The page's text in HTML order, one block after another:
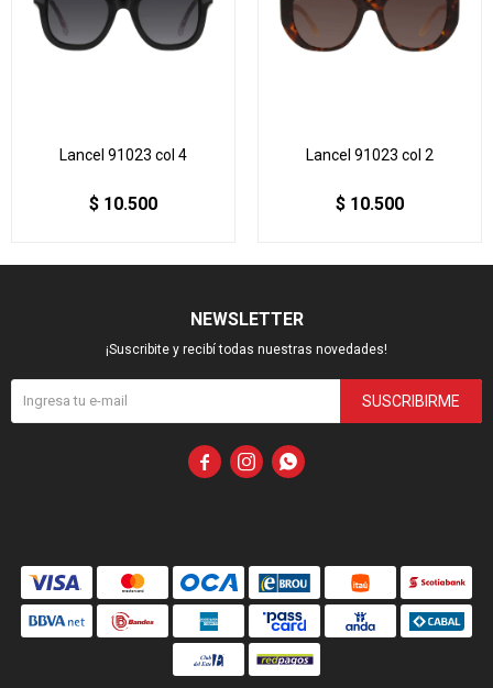
Lancel 91023 col 4
$ 10.500
Lancel 91023 col 2
$ 10.500
NEWSLETTER
¡Suscribite y recibí todas nuestras novedades!
SUSCRIBIRME
  